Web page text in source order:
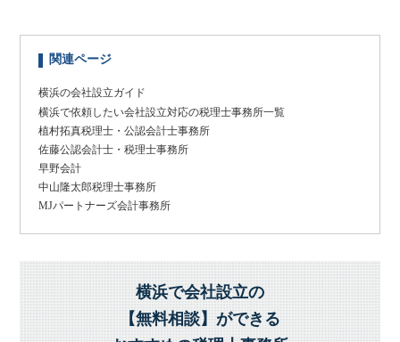
関連ページ
横浜の会社設立ガイド
横浜で依頼したい会社設立対応の税理士事務所一覧
植村拓真税理士・公認会計士事務所
佐藤公認会計士・税理士事務所
早野会計
中山隆太郎税理士事務所
MJパートナーズ会計事務所
横浜で会社設立の
【無料相談】ができる